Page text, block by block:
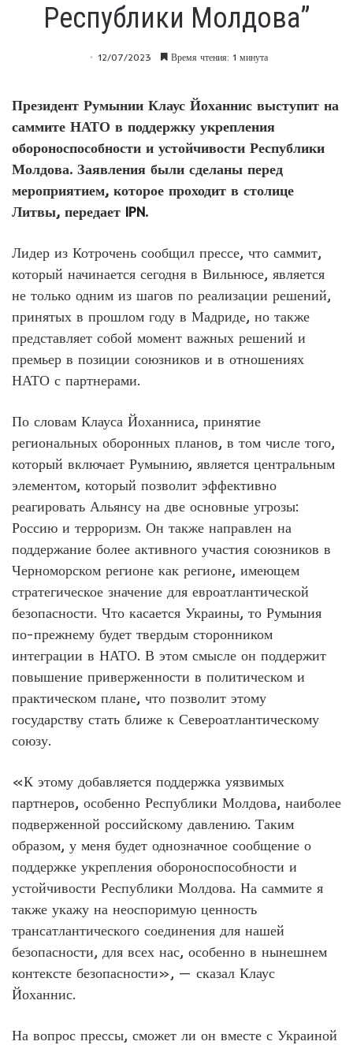
Республики Молдова”
12/07/2023 Время чтения: 1 минута
Президент Румынии Клаус Йоханнис выступит на
саммите НАТО в поддержку укрепления
обороноспособности и устойчивости Республики
Молдова. Заявления были сделаны перед
мероприятием, которое проходит в столице
Литвы, передает IPN.
Лидер из Котрочень сообщил прессе, что саммит,
который начинается сегодня в Вильнюсе, является
не только одним из шагов по реализации решений,
принятых в прошлом году в Мадриде, но также
представляет собой момент важных решений и
премьер в позиции союзников и в отношениях
НАТО с партнерами.
По словам Клауса Йоханниса, принятие
региональных оборонных планов, в том числе того,
который включает Румынию, является центральным
элементом, который позволит эффективно
реагировать Альянсу на две основные угрозы:
Россию и терроризм. Он также направлен на
поддержание более активного участия союзников в
Черноморском регионе как регионе, имеющем
стратегическое значение для евроатлантической
безопасности. Что касается Украины, то Румыния
по-прежнему будет твердым сторонником
интеграции в НАТО. В этом смысле он поддержит
повышение приверженности в политическом и
практическом плане, что позволит этому
государству стать ближе к Североатлантическому
союзу.
«К этому добавляется поддержка уязвимых
партнеров, особенно Республики Молдова, наиболее
подверженной российскому давлению. Таким
образом, у меня будет однозначное сообщение о
поддержке укрепления обороноспособности и
устойчивости Республики Молдова. На саммите я
также укажу на неоспоримую ценность
трансатлантического соединения для нашей
безопасности, для всех нас, особенно в нынешнем
контексте безопасности», — сказал Клаус
Йоханнис.
На вопрос прессы, сможет ли он вместе с Украиной